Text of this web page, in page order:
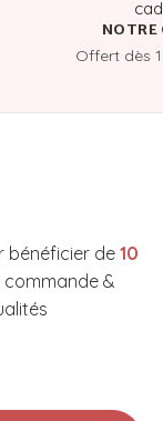
NOTRE
Offert dès
bénéficier de 10
&